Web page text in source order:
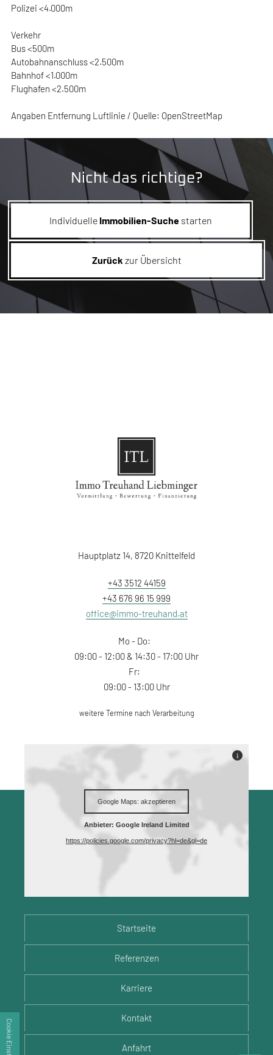
Polizei <4.000m
Verkehr
Bus <500m
Autobahnanschluss <2.500m
Bahnhof <1.000m
Flughafen <2.500m
Angaben Entfernung Luftlinie / Quelle: OpenStreetMap
Nicht das richtige?
Individuelle Immobilien-Suchestarten
Zurück zur Übersicht
Startseite
Referenzen
Karriere
Kontakt
Anfahrt
Hauptplatz 14, 8720 Knittelfeld
+43 3512 44159
+43 676 96 15 999
office@immo-treuhand.at
Mo - Do:
09:00 - 12:00 & 14:30 - 17:00 Uhr
Fr:
09:00 - 13:00 Uhr
weitere Termine nach Verarbeitung